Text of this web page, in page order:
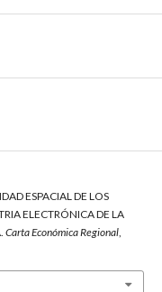
ESPACIAL DE LOS
ELECTRÓNICA DE LA
Carta Económica Regional